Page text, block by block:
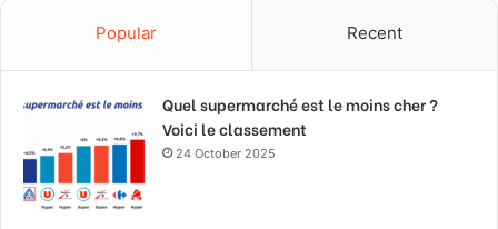
Popular Recent
Quel supermarché est le moins cher ?
Voici le classement
24 October 2025